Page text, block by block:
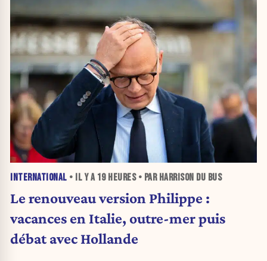
INTERNATIONAL • IL Y A 19 HEURES• PAR HARRISON DU BUS
Le renouveau version Philippe :
vacances en Italie, outre-mer puis
débat avec Hollande